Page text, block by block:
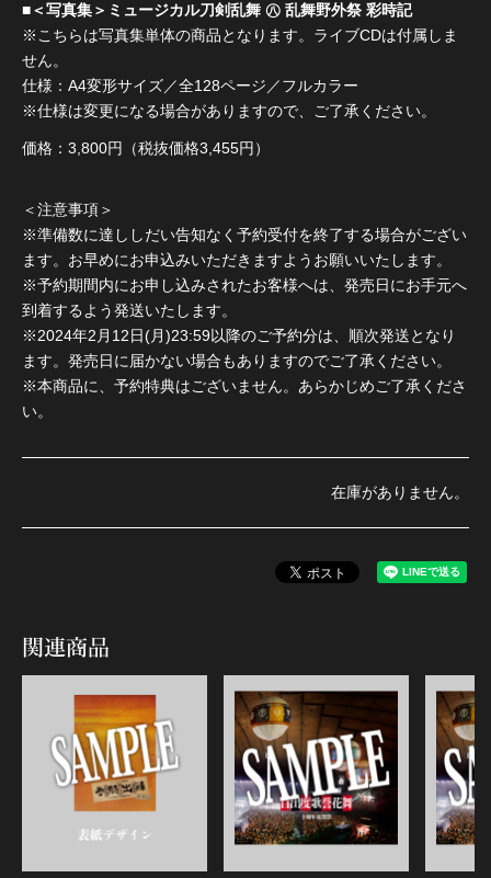
■＜写真集＞ミュージカル刀剣乱舞 ㊇ 乱舞野外祭 彩時記
※こちらは写真集単体の商品となります。ライブCDは付属しま
せん。
仕様：A4変形サイズ／全128ページ／フルカラー
※仕様は変更になる場合がありますので、ご了承ください。
価格：3,800円（税抜価格3,455円）
＜注意事項＞
※準備数に達ししだい告知なく予約受付を終了する場合がござい
ます。お早めにお申込みいただきますようお願いいたします。
※予約期間内にお申し込みされたお客様へは、発売日にお手元へ
到着するよう発送いたします。
※2024年2月12日(月)23:59以降のご予約分は、順次発送となり
ます。発売日に届かない場合もありますのでご了承ください。
※本商品に、予約特典はございません。あらかじめご了承くださ
い。
在庫がありません。
関連商品